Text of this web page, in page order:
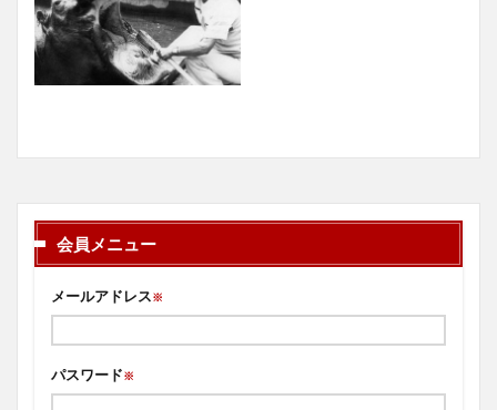
会員メニュー
メールアドレス※
パスワード※